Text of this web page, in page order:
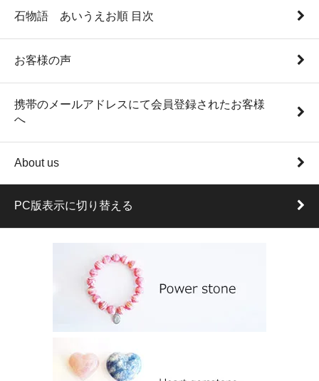
石物語 あいうえお順 目次
お客様の声
携帯のメールアドレスにて会員登録されたお客様
へ
About us
PC版表示に切り替える